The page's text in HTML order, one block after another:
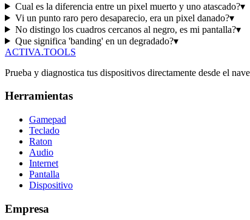
Cual es la diferencia entre un pixel muerto y uno atascado?▾
Vi un punto raro pero desaparecio, era un pixel danado?▾
No distingo los cuadros cercanos al negro, es mi pantalla?▾
Que significa 'banding' en un degradado?▾
ACTIVA.TOOLS
Prueba y diagnostica tus dispositivos directamente desde el
Herramientas
Gamepad
Teclado
Raton
Audio
Internet
Pantalla
Dispositivo
Empresa